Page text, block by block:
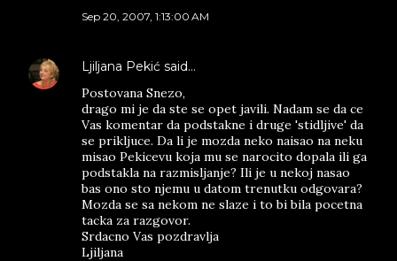
Sep 20, 2007, 1:13:00 AM
Ljiljana Pekić said…
Postovana Snezo,
drago mi je da ste se opet javili. Nadam se da ce
Vas komentar da podstakne i druge 'stidljive' da
se prikljuce. Da li je mozda neko naisao na neku
misao Pekicevu koja mu se narocito dopala ili ga
podstakla na razmisljanje? Ili je u nekoj nasao
bas ono sto njemu u datom trenutku odgovara?
Mozda se sa nekom ne slaze i to bi bila pocetna
tacka za razgovor.
Srdacno Vas pozdravlja
Ljiljana